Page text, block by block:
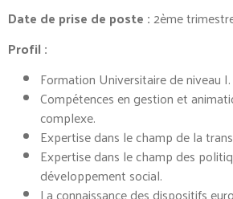
Date de prise de poste :2ème
Profil :
Formation Universitaire de niveau I.
Compétences en gestion et
complexe.
Expertise dans le champ de la
Expertise dans le champ des
développement social.